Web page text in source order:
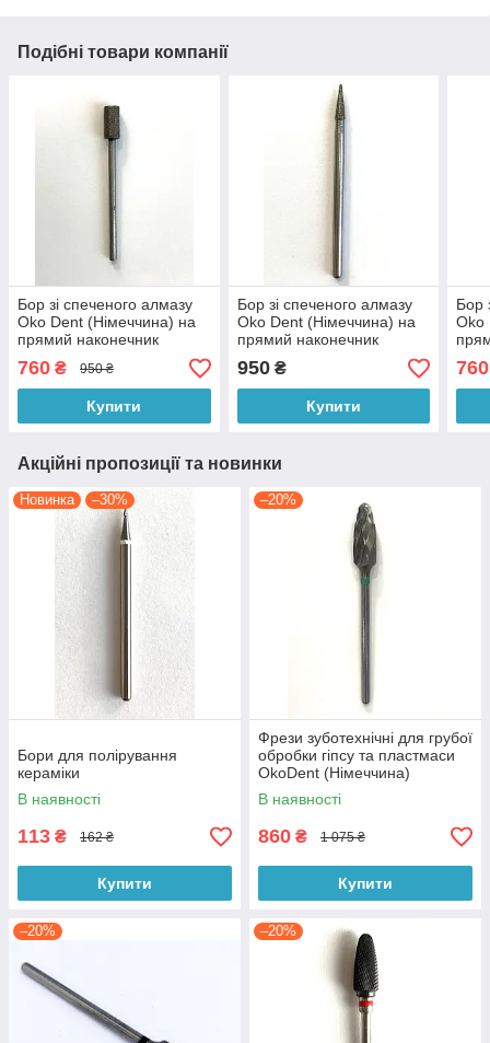
Подібні товари компанії
Бор зі спеченого алмазу
Oko Dent (Німеччина) на
прямий наконечник
760 ₴ 950 ₴
Купити
Бор зі спеченого алмазу
Oko Dent (Німеччина) на
прямий наконечник
950₴
Купити
Бор
Oko
760
Акційні пропозиції та новинки
Новинка –30%
Бори для полірування
кераміки
В наявності
113 ₴ 162 ₴
Купити
–20%
Фрези зуботехнічні для грубої
обробки гіпсу та пластмаси
OkoDent (Німеччина)
В наявності
860 ₴ 1 075 ₴
Купити
–20% –20%